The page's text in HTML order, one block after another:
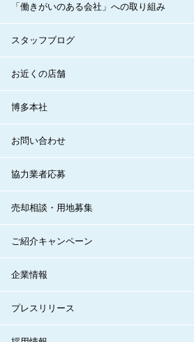
「働きがいのある会社」への取り組み
スタッフブログ
お近くの店舗
博多本社
お問い合わせ
協力業者応募
売却相談・用地募集
ご紹介キャンペーン
企業情報
プレスリリース